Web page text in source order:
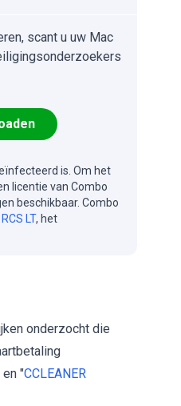
scant u uw Mac
is. Om het
licentie van Combo
beschikbaar. Combo
RCS LT, het
onderzocht die
en "CCLEANER